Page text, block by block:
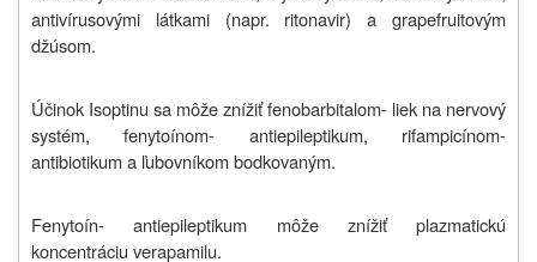
antivírusovými látkami (napr. ritonavir) a grapefruitovým
džúsom.
Účinok Isoptinu sa môže znížiť fenobarbitalom- liek na nervový
systém, fenytoínom- antiepileptikum, rifampicínom-
antibiotikum a ľubovníkom bodkovaným.
Fenytoín- antiepileptikum môže
znížiť plazmatickú
koncentráciu verapamilu.